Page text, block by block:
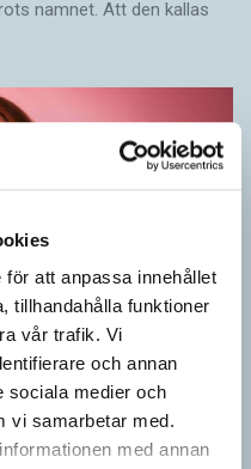
att anpassa innehållet
tillhandahålla funktioner
vår trafik. Vi
och annan
sociala medier och
vi samarbetar med.
med annan
namnet. Att den kallas
ord. Låt mig förklara vad